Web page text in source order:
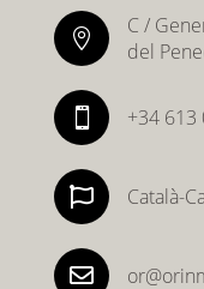

C /
del
 +34 613
 Català-
